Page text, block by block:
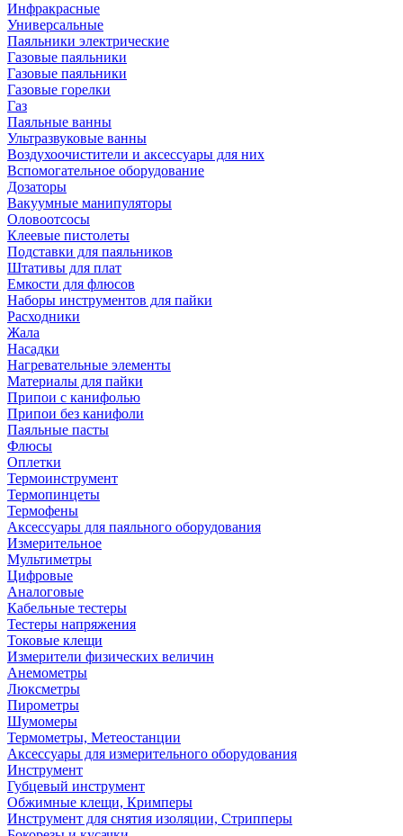
Инфракрасные
Универсальные
Паяльники электрические
Газовые паяльники
Газовые паяльники
Газовые горелки
Газ
Паяльные ванны
Ультразвуковые ванны
Воздухоочистители и аксессуары для них
Вспомогательное оборудование
Дозаторы
Вакуумные манипуляторы
Оловоотсосы
Клеевые пистолеты
Подставки для паяльников
Штативы для плат
Емкости для флюсов
Наборы инструментов для пайки
Расходники
Жала
Насадки
Нагревательные элементы
Материалы для пайки
Припои с канифолью
Припои без канифоли
Паяльные пасты
Флюсы
Оплетки
Термоинструмент
Термопинцеты
Термофены
Аксессуары для паяльного оборудования
Измерительное
Мультиметры
Цифровые
Аналоговые
Кабельные тестеры
Тестеры напряжения
Токовые клещи
Измерители физических величин
Анемометры
Люксметры
Пирометры
Шумомеры
Термометры, Метеостанции
Аксессуары для измерительного оборудования
Инструмент
Губцевый инструмент
Обжимные клещи, Кримперы
Инструмент для снятия изоляции, Стрипперы